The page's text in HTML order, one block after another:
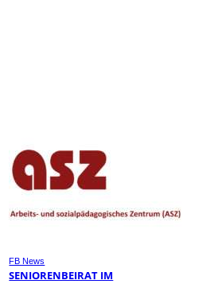
FB News
SENIORENBEIRAT IM